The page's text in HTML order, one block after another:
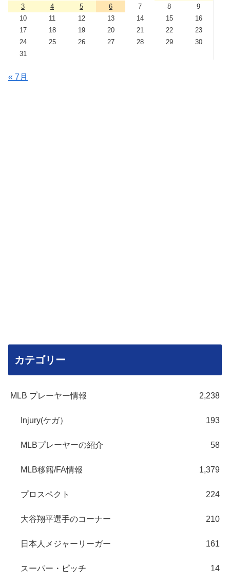
3 4 5 6 7 8
9
10
11 12 13 14 15
16
17
18 19 20 21 22
23
24
25 26 27 28 29
30
31
« 7月
カテゴリー
MLB プレーヤー情報 2,238
Injury(ケガ） 193
MLBプレーヤーの紹介 58
MLB移籍/FA情報 1,379
プロスペクト 224
大谷翔平選手のコーナー 210
日本人メジャーリーガー 161
スーパー・ピッチ 14